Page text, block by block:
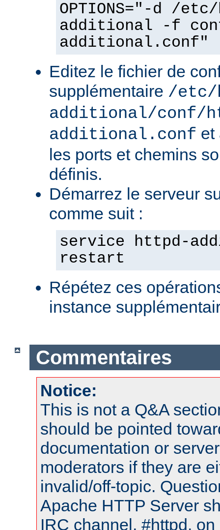
OPTIONS="-d /
additional -f
additional.conf"
Editez le fichier de
supplémentaire /etc/
additional/conf/
additional.conf et
les ports et chemins
définis.
Démarrez le serveur
comme suit :
service httpd-
restart
Répétez ces
instance
Commentaires
Notice:
This is not a Q&A
should be pointed
documentation or
moderators if they are
invalid/off-topic.
Apache HTTP Server
IRC channel, #httpd,